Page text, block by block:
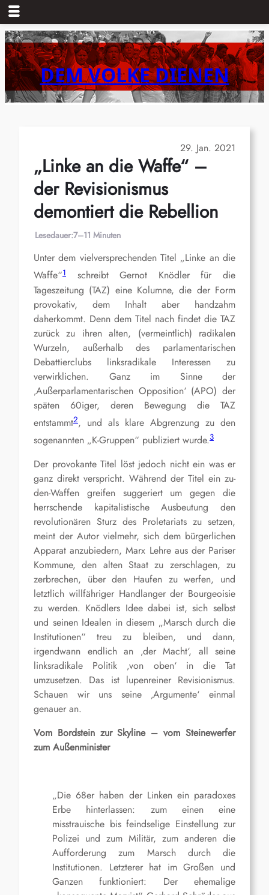
Zum
Inhalt
springenDEM VOLKE DIENEN
29. Jan. 2021
„Linke an die Waffe“ –
der Revisionismus
demontiert die Rebellion
Lesedauer:7–11 Minuten
Unter dem vielversprechenden Titel „Linke an die
Waffe“1
schreibt Gernot Knödler für die
Tageszeitung (TAZ) eine Kolumne, die der Form
provokativ, dem Inhalt aber handzahm
daherkommt. Denn dem Titel nach findet die TAZ
zurück zu ihren alten, (vermeintlich) radikalen
Wurzeln, außerhalb des parlamentarischen
Debattierclubs linksradikale Interessen zu
verwirklichen. Ganz im Sinne der
‚Außerparlamentarischen Opposition‘ (APO) der
späten 60iger, deren Bewegung die TAZ
entstammt2, und als klare Abgrenzung zu den
sogenannten „K-Gruppen“ publiziert wurde.3
Der provokante Titel löst jedoch nicht ein was er
ganz direkt verspricht. Während der Titel ein zu-
den-Waffen greifen suggeriert um gegen die
herrschende kapitalistische Ausbeutung den
revolutionären Sturz des Proletariats zu setzen,
meint der Autor vielmehr, sich dem bürgerlichen
Apparat anzubiedern, Marx Lehre aus der Pariser
Kommune, den alten Staat zu zerschlagen, zu
zerbrechen, über den Haufen zu werfen, und
letztlich willfähriger Handlanger der Bourgeoisie
zu werden. Knödlers Idee dabei ist, sich selbst
und seinen Idealen in diesem „Marsch durch die
Institutionen“ treu zu bleiben, und dann,
irgendwann endlich an ‚der Macht‘, all seine
linksradikale Politik ‚von oben‘ in die Tat
umzusetzen. Das ist lupenreiner Revisionismus.
Schauen wir uns seine ‚Argumente‘ einmal
genauer an.
Vom Bordstein zur Skyline – vom Steinewerfer
zum Außenminister
„Die 68er haben der Linken ein paradoxes
Erbe hinterlassen: zum einen eine
misstrauische bis feindselige Einstellung zur
Polizei und zum Militär, zum anderen die
Aufforderung zum Marsch durch die
Institutionen. Letzterer hat im Großen und
Ganzen funktioniert: Der ehemalige